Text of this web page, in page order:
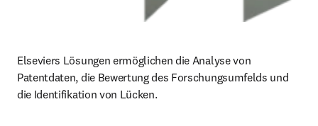
Elseviers Lösungen ermöglichen die Analyse von
Patentdaten, die Bewertung des Forschungsumfelds und
die Identifikation von Lücken.